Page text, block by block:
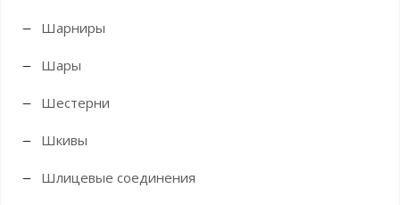
Шарниры
Шары
Шестерни
Шкивы
Шлицевые соединения